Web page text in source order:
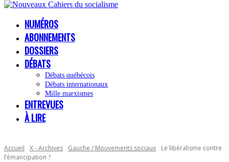
NUMÉROS
ABONNEMENTS
DOSSIERS
DÉBATS
Débats québécois
Débats internationaux
Mille marxismes
ENTREVUES
À LIRE
Accueil X - Archives Gauche / Mouvements sociaux
Le libéralisme contre
l’émancipation ?